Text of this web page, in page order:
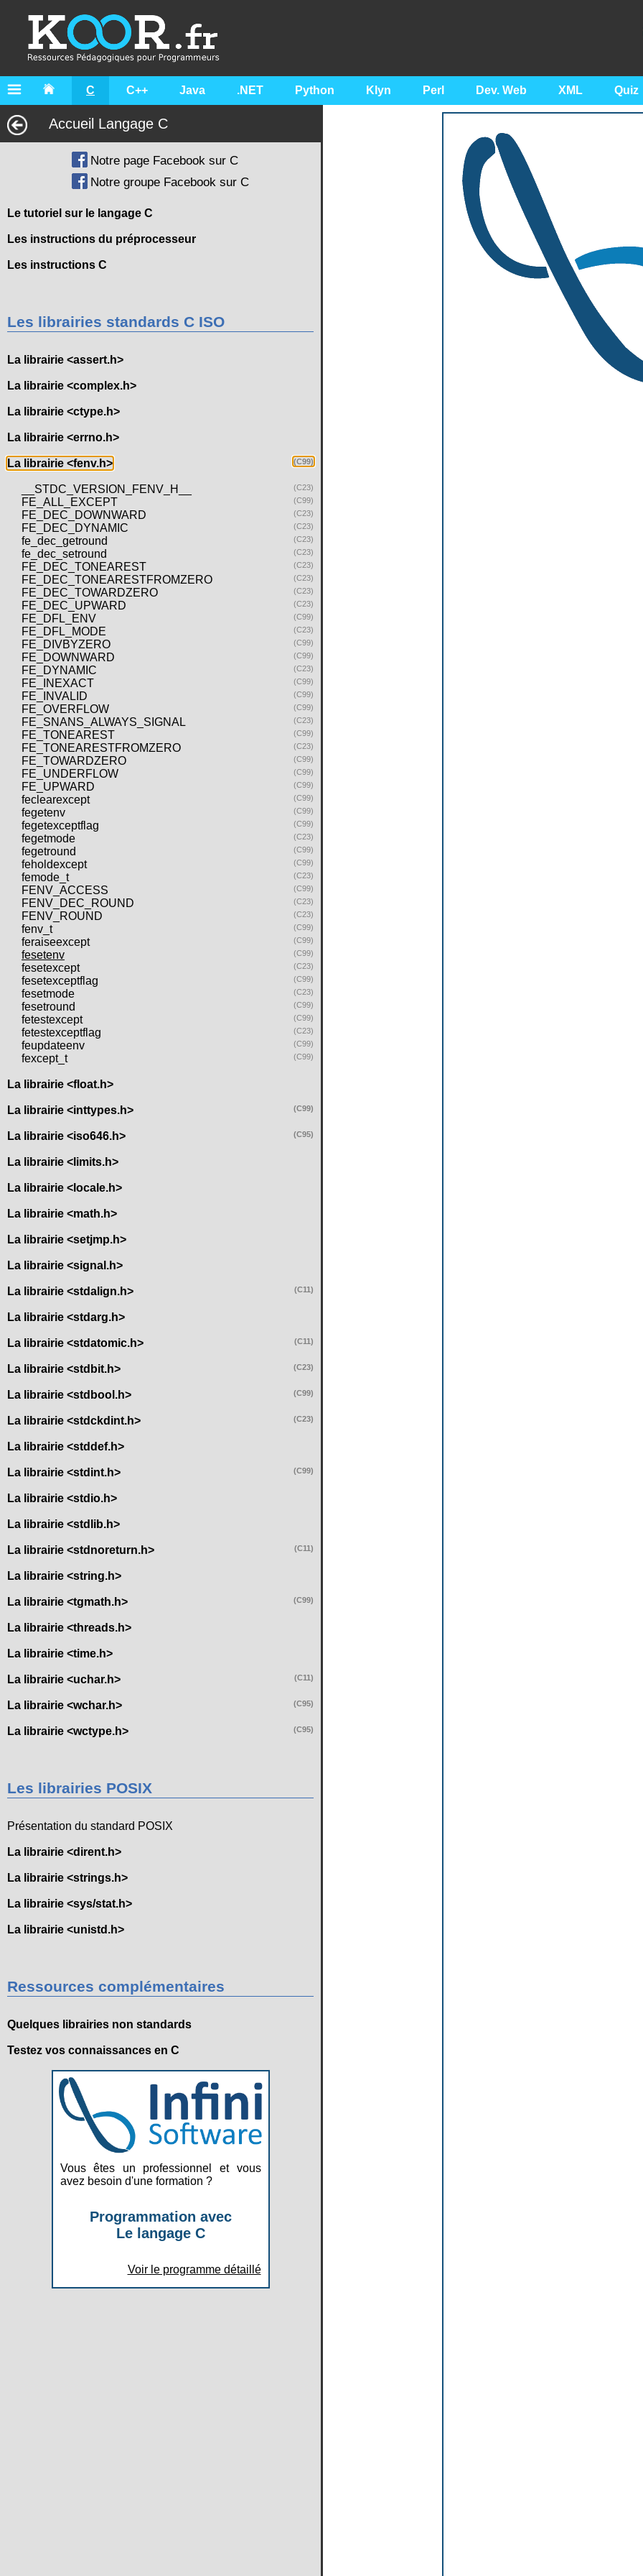
C C++ Java .NET Python Klyn Perl Dev. Web XML Quiz
Accueil Langage C
Notre page Facebook sur C
Notre groupe Facebook sur C
Le tutoriel sur le langage C
Les instructions du préprocesseur
Les instructions C
Les librairies standards C ISO
La librairie <assert.h>
La librairie <complex.h>
La librairie <ctype.h>
La librairie <errno.h>
La librairie <fenv.h> (C99)
__STDC_VERSION_FENV_H__ (C23)
FE_ALL_EXCEPT (C99)
FE_DEC_DOWNWARD (C23)
FE_DEC_DYNAMIC (C23)
fe_dec_getround (C23)
fe_dec_setround (C23)
FE_DEC_TONEAREST (C23)
FE_DEC_TONEARESTFROMZERO (C23)
FE_DEC_TOWARDZERO (C23)
FE_DEC_UPWARD (C23)
FE_DFL_ENV (C99)
FE_DFL_MODE (C23)
FE_DIVBYZERO (C99)
FE_DOWNWARD (C99)
FE_DYNAMIC (C23)
FE_INEXACT (C99)
FE_INVALID (C99)
FE_OVERFLOW (C99)
FE_SNANS_ALWAYS_SIGNAL (C23)
FE_TONEAREST (C99)
FE_TONEARESTFROMZERO (C23)
FE_TOWARDZERO (C99)
FE_UNDERFLOW (C99)
FE_UPWARD (C99)
feclearexcept (C99)
fegetenv (C99)
fegetexceptflag (C99)
fegetmode (C23)
fegetround (C99)
feholdexcept (C99)
femode_t (C23)
FENV_ACCESS (C99)
FENV_DEC_ROUND (C23)
FENV_ROUND (C23)
fenv_t (C99)
feraiseexcept (C99)
fesetenv (C99)
fesetexcept (C23)
fesetexceptflag (C99)
fesetmode (C23)
fesetround (C99)
fetestexcept (C99)
fetestexceptflag (C23)
feupdateenv (C99)
fexcept_t (C99)
La librairie <float.h>
La librairie <inttypes.h> (C99)
La librairie <iso646.h> (C95)
La librairie <limits.h>
La librairie <locale.h>
La librairie <math.h>
La librairie <setjmp.h>
La librairie <signal.h>
La librairie <stdalign.h> (C11)
La librairie <stdarg.h>
La librairie <stdatomic.h> (C11)
La librairie <stdbit.h> (C23)
La librairie <stdbool.h> (C99)
La librairie <stdckdint.h> (C23)
La librairie <stddef.h>
La librairie <stdint.h> (C99)
La librairie <stdio.h>
La librairie <stdlib.h>
La librairie <stdnoreturn.h> (C11)
La librairie <string.h>
La librairie <tgmath.h> (C99)
La librairie <threads.h>
La librairie <time.h>
La librairie <uchar.h> (C11)
La librairie <wchar.h> (C95)
La librairie <wctype.h> (C95)
Les librairies POSIX
Présentation du standard POSIX
La librairie <dirent.h>
La librairie <strings.h>
La librairie <sys/stat.h>
La librairie <unistd.h>
Ressources complémentaires
Quelques librairies non standards
Testez vos connaissances en C
Vous êtes un professionnel et vous
avez besoin d'une formation ?
Programmation avec
Le langage C
Voir le programme détaillé